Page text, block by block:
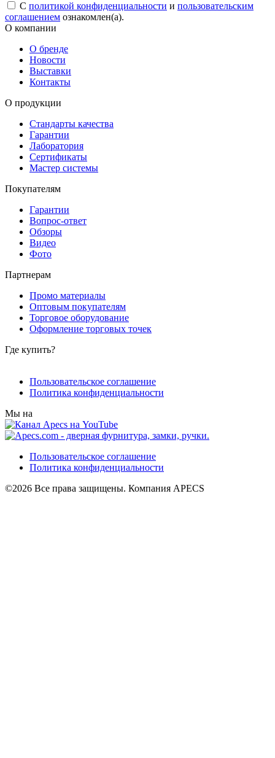
С политикой конфиденциальности и пользовательским
соглашением ознакомлен(а).
О компании
О бренде
Новости
Выставки
Контакты
О продукции
Стандарты качества
Гарантии
Лаборатория
Сертификаты
Мастер системы
Покупателям
Гарантии
Вопрос-ответ
Обзоры
Видео
Фото
Партнерам
Промо материалы
Оптовым покупателям
Торговое оборудование
Оформление торговых точек
Где купить?
Пользовательское соглашение
Политика конфиденциальности
Мы на
Пользовательское соглашение
Политика конфиденциальности
©2026 Все права защищены. Компания APECS